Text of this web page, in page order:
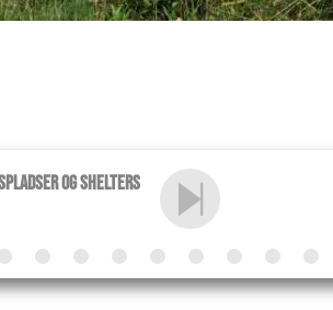
og shelters